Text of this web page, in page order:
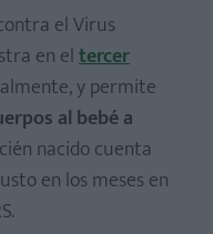
el Virus
en eltercer
y permite
al bebé a
nacido cuenta
en los meses en